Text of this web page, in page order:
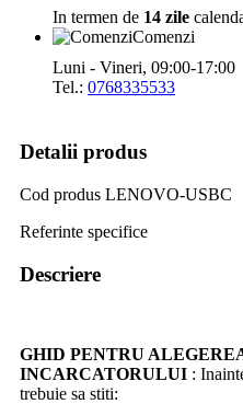
In termen de 14 zile
Comenzi
Luni - Vineri, 09:00-17:00
Tel.: 0768335533
Detalii produs
Cod produs LENOVO-USBC
Referinte specifice
Descriere
GHID PENTRU
INCARCATORULUI :
trebuie sa stiti: